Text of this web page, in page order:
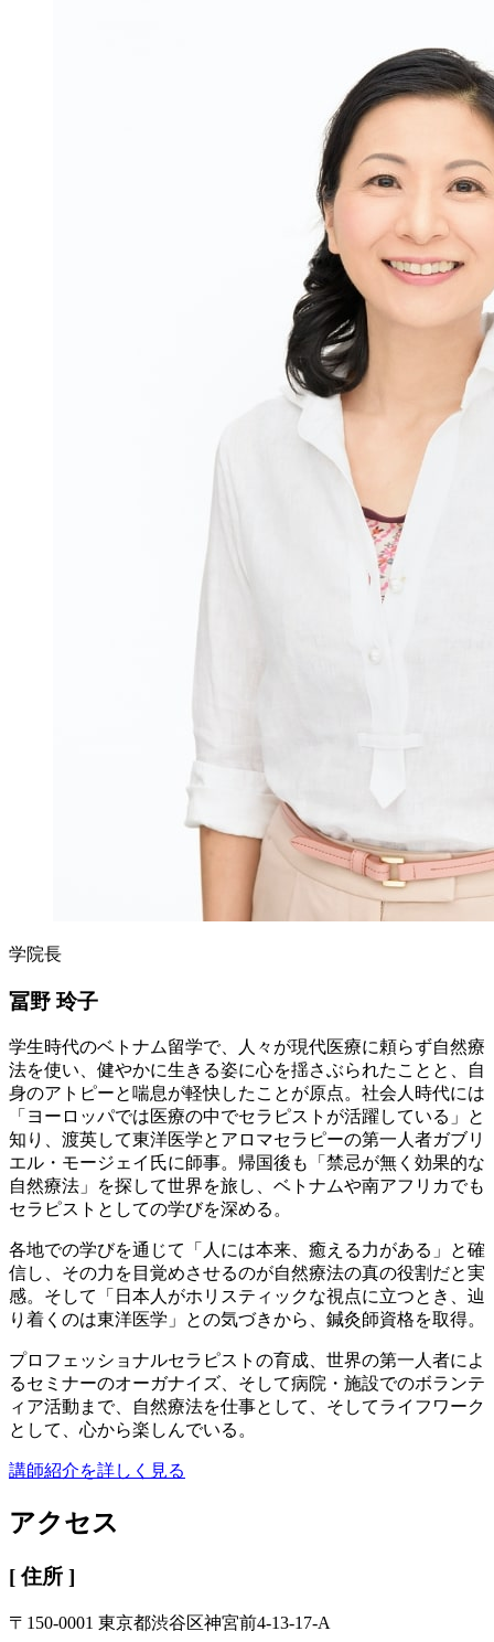
学院長
冨野 玲子
学生時代のベトナム留学で、人々が現代医療に頼らず自然療
法を使い、健やかに生きる姿に心を揺さぶられたことと、自
身のアトピーと喘息が軽快したことが原点。社会人時代には
「ヨーロッパでは医療の中でセラピストが活躍している」と
知り、渡英して東洋医学とアロマセラピーの第一人者ガブリ
エル・モージェイ氏に師事。帰国後も「禁忌が無く効果的な
自然療法」を探して世界を旅し、ベトナムや南アフリカでも
セラピストとしての学びを深める。
各地での学びを通じて「人には本来、癒える力がある」と確
信し、その力を目覚めさせるのが自然療法の真の役割だと実
感。そして「日本人がホリスティックな視点に立つとき、辿
り着くのは東洋医学」との気づきから、鍼灸師資格を取得。
プロフェッショナルセラピストの育成、世界の第一人者によ
るセミナーのオーガナイズ、そして病院・施設でのボランテ
ィア活動まで、自然療法を仕事として、そしてライフワーク
として、心から楽しんでいる。
講師紹介を詳しく見る
アクセス
[ 住所 ]
〒150-0001 東京都渋谷区神宮前4-13-17-A